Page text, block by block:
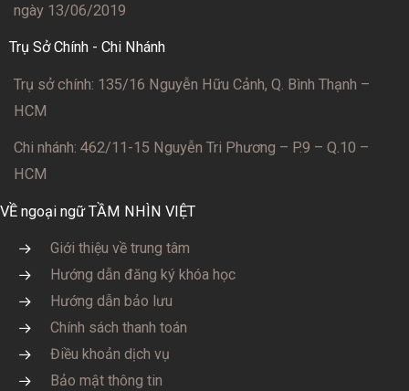
ngày 13/06/2019
Trụ Sở Chính - Chi Nhánh
Trụ sở chính: 135/16 Nguyễn Hữu Cảnh, Q. Bình Thạnh –
HCM
Chi nhánh: 462/11-15 Nguyễn Tri Phương – P.9 – Q.10 –
HCM
VỀ ngoại ngữ TẦM NHÌN VIỆT
Giới thiệu về trung tâm
Hướng dẫn đăng ký khóa học
Hướng dẫn bảo lưu
Chính sách thanh toán
Điều khoản dịch vụ
Bảo mật thông tin